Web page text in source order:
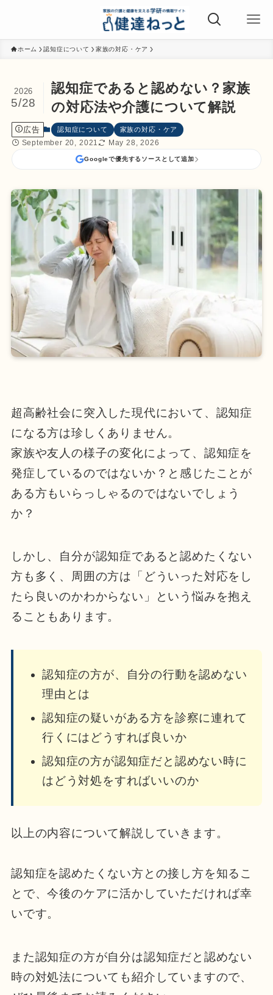
ホーム 認知症について 家族の対応・ケア
認知症であると認めない？家族
の対応法や介護について解説
2026
5/28
広告 認知症について 家族の対応・ケア
September 20, 2021 May 28, 2026
Googleで優先するソースとして追加
超高齢社会に突入した現代において、認知症
になる方は珍しくありません。
家族や友人の様子の変化によって、認知症を
発症しているのではないか？と感じたことが
ある方もいらっしゃるのではないでしょう
か？
しかし、自分が認知症であると認めたくない
方も多く、周囲の方は「どういった対応をし
たら良いのかわからない」という悩みを抱え
ることもあります。
認知症の方が、自分の行動を認めない
理由とは
認知症の疑いがある方を診察に連れて
行くにはどうすれば良いか
認知症の方が認知症だと認めない時に
はどう対処をすればいいのか
以上の内容について解説していきます。
認知症を認めたくない方との接し方を知るこ
とで、今後のケアに活かしていただければ幸
いです。
また認知症の方が自分は認知症だと認めない
時の対処法についても紹介していますので、